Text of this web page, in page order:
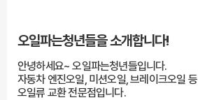
오일파는청년들을소개합니다!
안녕하세요~ 오일파는청년들입니다.
자동차 엔진오일, 미션오일, 브레이크오일 등
오일류 교환 전문점입니다.